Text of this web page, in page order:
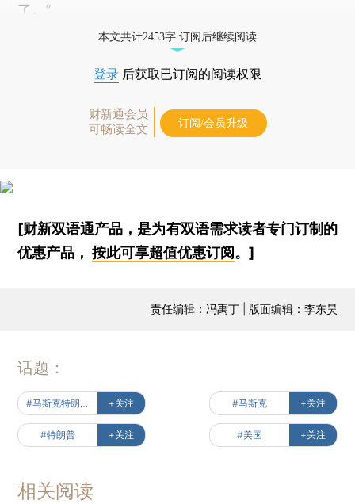
了。”
本文共计2453字 订阅后继续阅读
登录 后获取已订阅的阅读权限
财新通会员
可畅读全文
订阅/会员升级
[财新双语通产品，是为有双语需求读者专门订制的
优惠产品，按此可享超值优惠订阅 。]
责任编辑：冯禹丁 | 版面编辑：李东昊
话题：
+关注 #马斯克 +关注
#特朗普 +关注 #美国 +关注
相关阅读